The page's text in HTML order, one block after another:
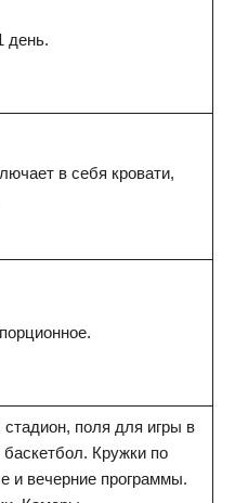
день.
в себя кровати,
поля для игры в
Кружки по
и вечерние программы.